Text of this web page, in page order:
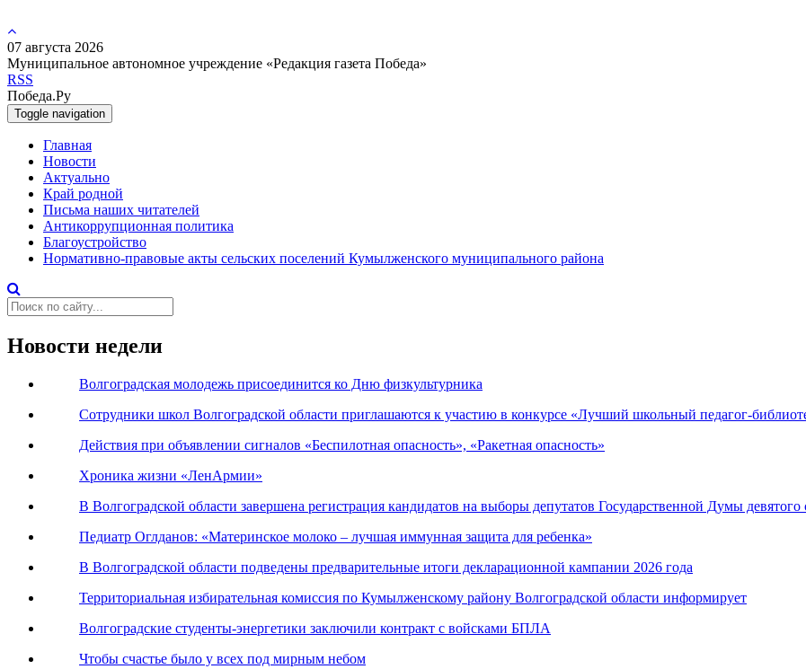
07 августа 2026
Муниципальное автономное учреждение «Редакция газета Победа»
RSS
Победа.Ру
Toggle navigation
Главная
Новости
Актуально
Край родной
Письма наших читателей
Антикоррупционная политика
Благоустройство
Нормативно-правовые акты сельских поселений Кумылженского муниципального района
Новости недели
Волгоградская молодежь присоединится ко Дню физкультурника
Сотрудники школ Волгоградской области приглашаются к участию в конкурсе «Лучший школьный педагог-
Действия при объявлении сигналов «Беспилотная опасность», «Ракетная опасность»
Хроника жизни «ЛенАрмии»
В Волгоградской области завершена регистрация кандидатов на выборы депутатов Государственной Думы девятого
Педиатр Оглданов: «Материнское молоко – лучшая иммунная защита для ребенка»
В Волгоградской области подведены предварительные итоги декларационной кампании 2026 года
Территориальная избирательная комиссия по Кумылженскому району Волгоградской области информирует
Волгоградские студенты-энергетики заключили контракт с войсками БПЛА
Чтобы счастье было у всех под мирным небом